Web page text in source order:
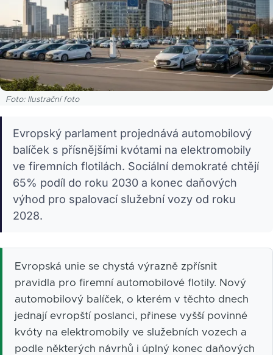
Foto: Ilustrační foto
Evropský parlament projednává automobilový
balíček s přísnějšími kvótami na elektromobily
ve firemních flotilách. Sociální demokraté chtějí
65% podíl do roku 2030 a konec daňových
výhod pro spalovací služební vozy od roku
2028.
Evropská unie se chystá výrazně zpřísnit
pravidla pro firemní automobilové flotily. Nový
automobilový balíček, o kterém v těchto dnech
jednají evropští poslanci, přinese vyšší povinné
kvóty na elektromobily ve služebních vozech a
podle některých návrhů i úplný konec daňových